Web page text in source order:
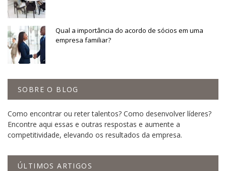
Qual a importância do acordo de sócios em uma
empresa familiar?
SOBRE O BLOG
Como encontrar ou reter talentos? Como desenvolver líderes?
Encontre aqui essas e outras respostas e aumente a
competitividade, elevando os resultados da empresa.
ÚLTIMOS ARTIGOS